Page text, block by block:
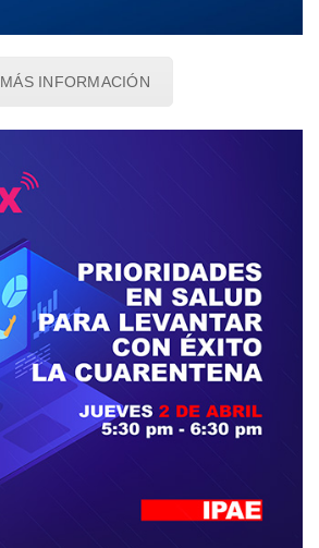
MÁS INFORMACIÓN